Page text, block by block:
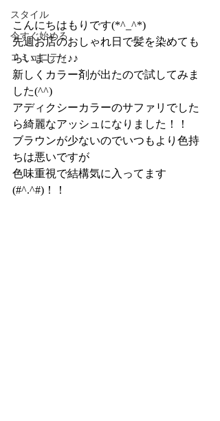
スタイル
今すぐ始める
コミュニティ
こんにちはもりです(*^_^*)
先週お店のおしゃれ日で髪を染めても
らいました♪♪
新しくカラー剤が出たので試してみま
した(^^)
アディクシーカラーのサファリでした
ら綺麗なアッシュになりました！！
ブラウンが少ないのでいつもより色持
ちは悪いですが
色味重視で結構気に入ってます
(#^.^#)！！